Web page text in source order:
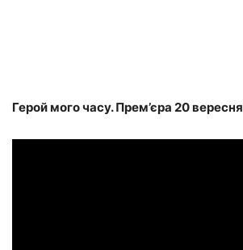
Герой мого часу. Прем’єра 20 вересня